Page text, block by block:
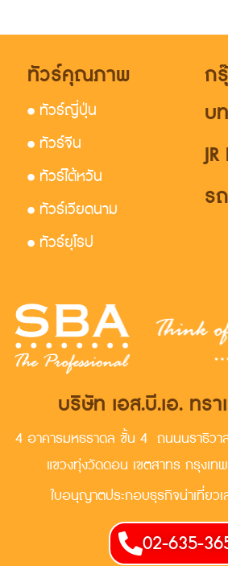
ทัวร์คุณภาพ
• ทัวร์ญี่ปุ่น
• ทัวร์จีน
• ทัวร์ไต้หวัน
• ทัวร์เวียดนาม
• ทัวร์ยุโรป
ก
บ
ร
บริษัท เอส.บี.เอ. ทร
4 อาคารมหธราดล ชั้น 4 ถนนนราธิว
แขวงทุ่งวัดดอน เขตสาทร กรุงเ
ใบอนุญาตประกอบธุรกิจน่าเที่ยว
02-635-